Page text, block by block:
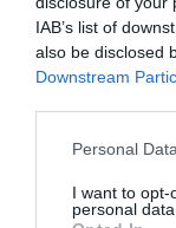
IAB’s list of
also be disclosed
Downstream
Personal
I want to opt-
personal data.